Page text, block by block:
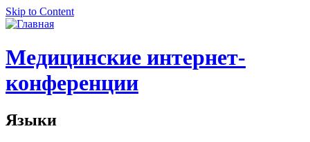
Skip to Content
Медицинские интернет-
конференции
Языки